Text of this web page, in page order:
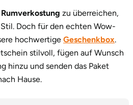
Rumverkostung zu überreichen,
Doch für den echten Wow-
hochwertige Geschenkbox.
stilvoll, fügen auf Wunsch
hinzu und senden das Paket
Hause.